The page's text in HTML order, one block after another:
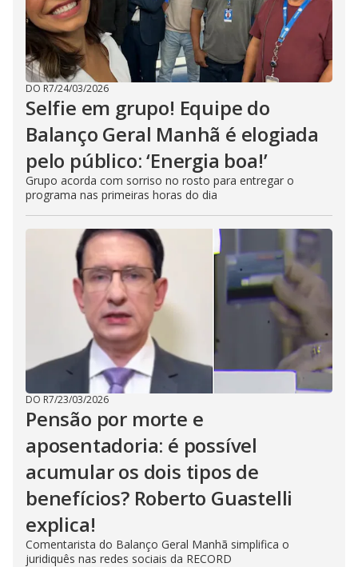
DO R7/24/03/2026
Selfie em grupo! Equipe do
Balanço Geral Manhã é elogiada
pelo público: ‘Energia boa!’
Grupo acorda com sorriso no rosto para entregar o
programa nas primeiras horas do dia
DO R7/23/03/2026
Pensão por morte e
aposentadoria: é possível
acumular os dois tipos de
benefícios? Roberto Guastelli
explica!
Comentarista do Balanço Geral Manhã simplifica o
juridiquês nas redes sociais da RECORD